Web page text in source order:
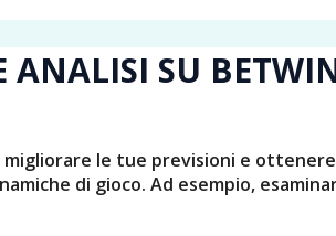
ANALISI SU
le tue previsioni e
di gioco. Ad esempio,